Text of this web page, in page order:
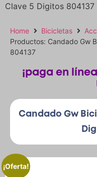
Clave 5 Digitos 804137
Home Bicicletas
Productos: Candado Gw
804137
¡paga en
Candado Gw
¡Oferta!